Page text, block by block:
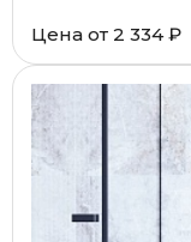
Цена от 2 334 ₽